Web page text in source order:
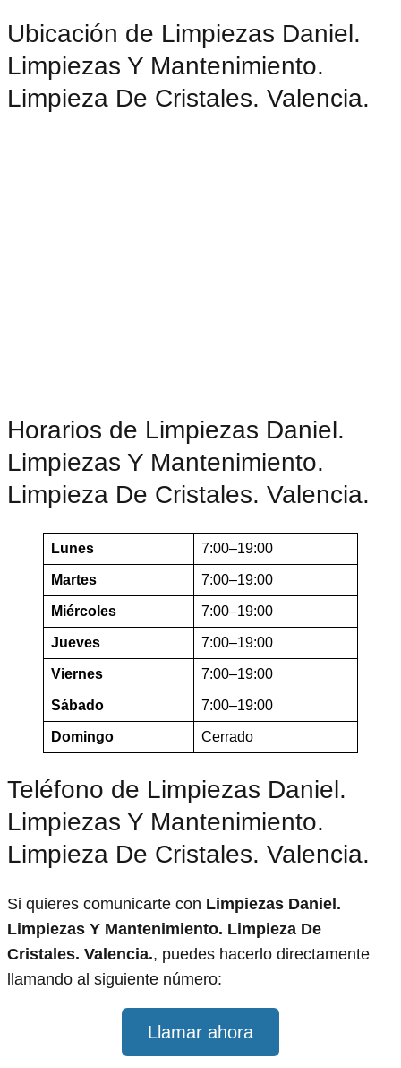
Ubicación de Limpiezas Daniel.
Limpiezas Y Mantenimiento.
Limpieza De Cristales. Valencia.
Horarios de Limpiezas Daniel.
Limpiezas Y Mantenimiento.
Limpieza De Cristales. Valencia.
Lunes 7:00–19:00
Martes 7:00–19:00
Miércoles 7:00–19:00
Jueves 7:00–19:00
Viernes 7:00–19:00
Sábado 7:00–19:00
Domingo Cerrado
Teléfono de Limpiezas Daniel.
Limpiezas Y Mantenimiento.
Limpieza De Cristales. Valencia.
Si quieres comunicarte con Limpiezas Daniel.
Limpiezas Y Mantenimiento. Limpieza De
Cristales. Valencia., puedes hacerlo directamente
llamando al siguiente número:
Llamar ahora